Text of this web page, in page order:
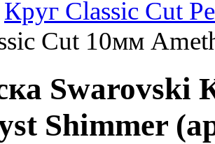
Круг Classic Cut
Cut 10мм
Swarovski
Shimmer